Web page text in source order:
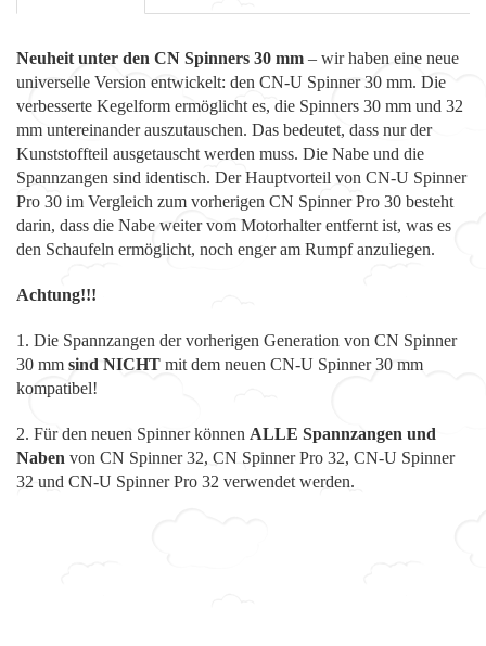
Neuheit unter den CN Spinners 30 mm – wir haben eine neue
universelle Version entwickelt: den CN-U Spinner 30 mm. Die
verbesserte Kegelform ermöglicht es, die Spinners 30 mm und 32
mm untereinander auszutauschen. Das bedeutet, dass nur der
Kunststoffteil ausgetauscht werden muss. Die Nabe und die
Spannzangen sind identisch. Der Hauptvorteil von CN-U Spinner
Pro 30 im Vergleich zum vorherigen CN Spinner Pro 30 besteht
darin, dass die Nabe weiter vom Motorhalter entfernt ist, was es
den Schaufeln ermöglicht, noch enger am Rumpf anzuliegen.
Achtung!!!
1. Die Spannzangen der vorherigen Generation von CN Spinner
30 mm sind NICHT mit dem neuen CN-U Spinner 30 mm
kompatibel!
2. Für den neuen Spinner können ALLE Spannzangen und
Naben von CN Spinner 32, CN Spinner Pro 32, CN-U Spinner
32 und CN-U Spinner Pro 32 verwendet werden.